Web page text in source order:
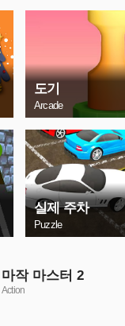
도기
Arcade
실제 주차
Puzzle
마작 마스터 2
Action